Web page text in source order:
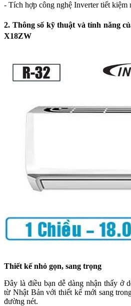
- Tích hợp công nghệ Inverter tiết kiệm
2. Thông số kỹ thuật và tính năng
X18ZW
Thiết kế nhỏ gọn, sang trọng
Đây là điều bạn dễ dàng nhận thấy ở
từ Nhật Bản với thiết kế mới sang
đường nét.